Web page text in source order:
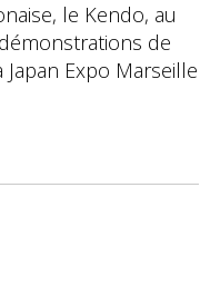
le Kendo, au
de
Japan Expo Marseille